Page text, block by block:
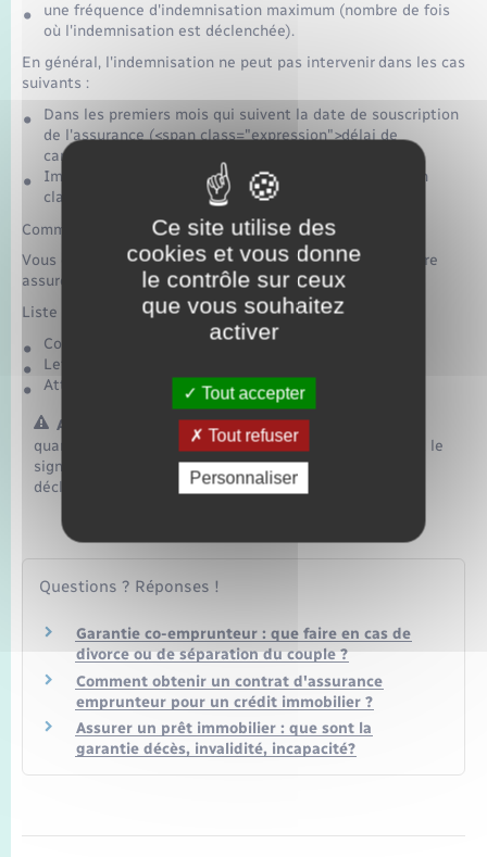
une fréquence d'indemnisation maximum (nombre de fois
où l'indemnisation est déclenchée).
En général, l'indemnisation ne peut pas intervenir dans les cas
suivants :
Dans les premiers mois qui suivent la date de souscription
de l'assurance (<span class="expression">délai de
carence</span>)
Immédiatement après la perte de votre emploi (<span
class="expression">délai de franchise</span>)
Comment faire pour être indemnisé ?
Vous devrez justifier votre situation en fournissant à votre
assureur certains documents.
Liste non exhaustive :
Contrat de travail
Lettre de licenciement
Attestation destinée à Pôle emploi
Attention :
quand vous retrouvez un emploi, vous devez également le
signaler à votre assureur, en respectant le mode de
déclaration prévu par votre contrat d'assurance.
Questions ? Réponses !
Garantie co-emprunteur : que faire en cas de
divorce ou de séparation du couple ?
Comment obtenir un contrat d'assurance
emprunteur pour un crédit immobilier ?
Assurer un prêt immobilier : que sont la
garantie décès, invalidité, incapacité?
Ce site utilise des
cookies et vous donne
le contrôle sur ceux
que vous souhaitez
activer
Tout accepter
Tout refuser
Personnaliser